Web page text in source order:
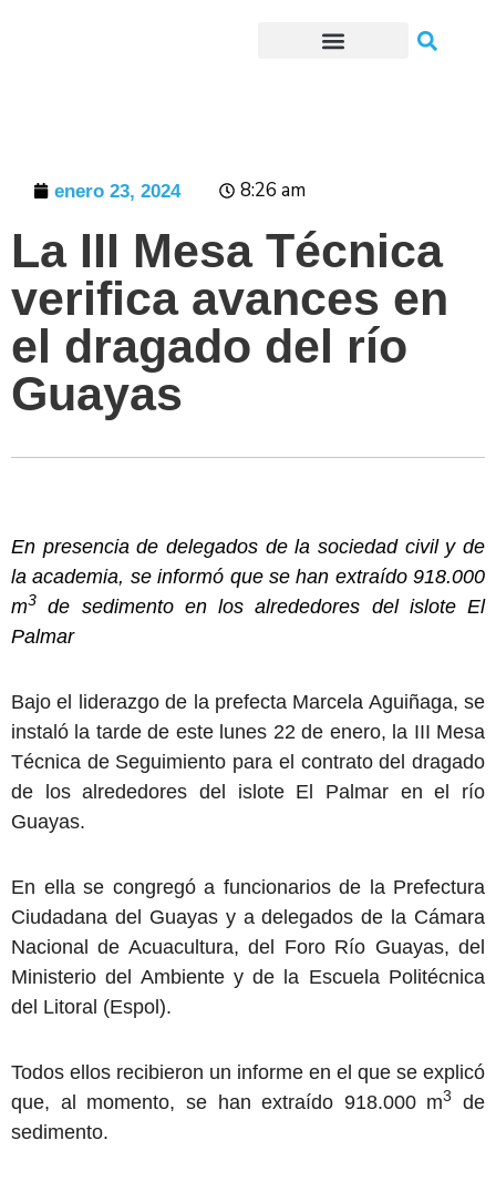
enero 23, 2024 8:26 am
La III Mesa Técnica
verifica avances en
el dragado del río
Guayas
En presencia de delegados de la sociedad civil y de
la academia, se informó que se han extraído 918.000
m3
de sedimento en los alrededores del islote El
Palmar
Bajo el liderazgo de la prefecta Marcela Aguiñaga, se
instaló la tarde de este lunes 22 de enero, la III Mesa
Técnica de Seguimiento para el contrato del dragado
de los alrededores del islote El Palmar en el río
Guayas.
En ella se congregó a funcionarios de la Prefectura
Ciudadana del Guayas y a delegados de la Cámara
Nacional de Acuacultura, del Foro Río Guayas, del
Ministerio del Ambiente y de la Escuela Politécnica
del Litoral (Espol).
Todos ellos recibieron un informe en el que se explicó
que, al momento, se han extraído 918.000 m3
de
sedimento.